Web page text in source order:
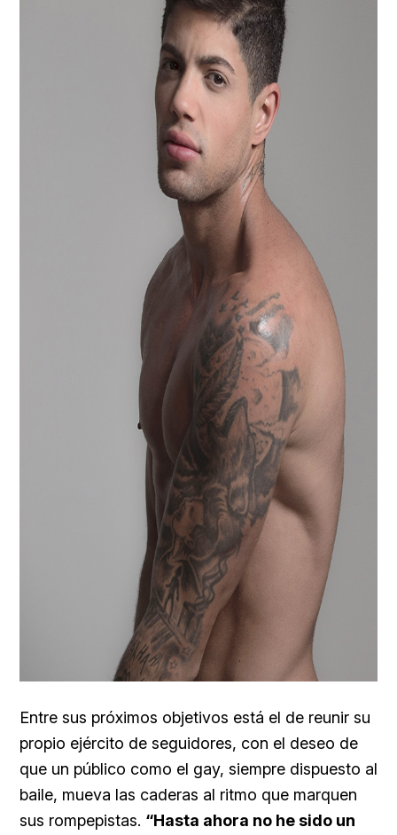
Entre sus próximos objetivos está el de reunir su
propio ejército de seguidores, con el deseo de
que un público como el gay, siempre dispuesto al
baile, mueva las caderas al ritmo que marquen
sus rompepistas. “Hasta ahora no he sido un